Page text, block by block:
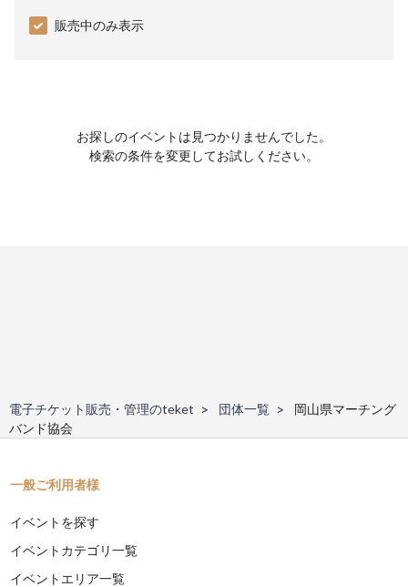
販売中のみ表示
お探しのイベントは見つかりませんでした。
検索の条件を変更してお試しください。
電子チケット販売・管理のteket 団体一覧
岡山県マーチング
バンド協会
一般ご利用者様
イベントを探す
イベントカテゴリ一覧
イベントエリア一覧